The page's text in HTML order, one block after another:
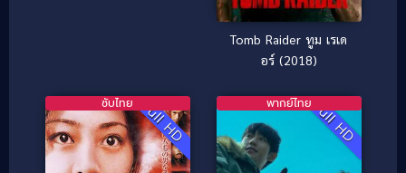
Tomb Raider ทูม เรเด
อร์ (2018)
Full HD
ซับไทย Full HD
พากย์ไทย